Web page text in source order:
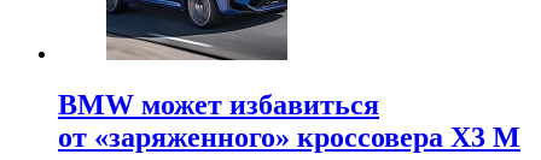
BMW может избавиться
от «заряженного» кроссовера X3 M